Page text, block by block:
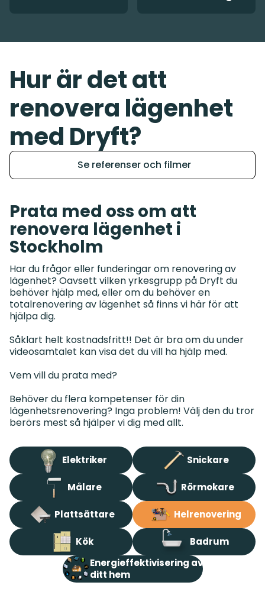
Hur är det att
renovera lägenhet
med Dryft?
Se referenser och filmer
Prata med oss om att
renovera lägenhet i
Stockholm
Har du frågor eller funderingar om renovering av
lägenhet? Oavsett vilken yrkesgrupp på Dryft du
behöver hjälp med, eller om du behöver en
totalrenovering av lägenhet så finns vi här för att
hjälpa dig.
Såklart helt kostnadsfritt!! Det är bra om du under
videosamtalet kan visa det du vill ha hjälp med.
Vem vill du prata med?
Behöver du flera kompetenser för din
lägenhetsrenovering? Inga problem! Välj den du tror
Elektriker Snickare
Målare Rörmokare
Plattsättare Helrenovering
Kök
Badrum
Energieffektivisering av
ditt hem